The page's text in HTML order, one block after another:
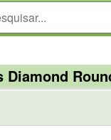
Diamond